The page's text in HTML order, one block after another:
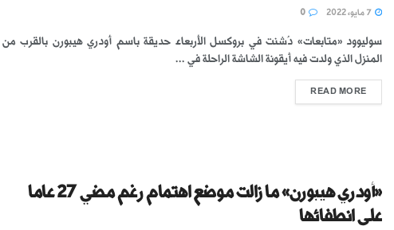
سوليوود «متابعات» دُشنت في بروكسل الأربعاء حديقة باسم أودري هيبورن بالقرب من
المنزل الذي ولدت فيه أيقونة الشاشة الراحلة في ...
READ MORE
«أودري هيبورن» ما زالت موضع اهتمام رغم مضي 27 عاما
على انطفائها